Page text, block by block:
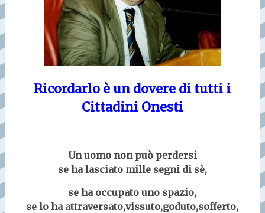
Ricordarlo è un dovere di tutti i
Cittadini Onesti
Un uomo non può perdersi
se ha lasciato mille segni di sè,
se ha occupato uno spazio,
se lo ha attraversato,vissuto,goduto,sofferto,